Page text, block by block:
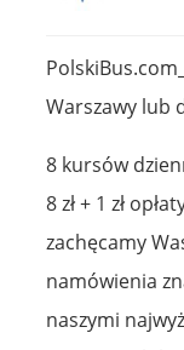
Warszawy lub
8 kursów
8 zł + 1 zł
zachęcamy
namówienia
naszymi